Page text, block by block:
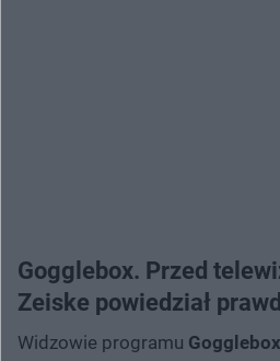
Gogglebox. Przed
Zeiske powiedział
Widzowie programu